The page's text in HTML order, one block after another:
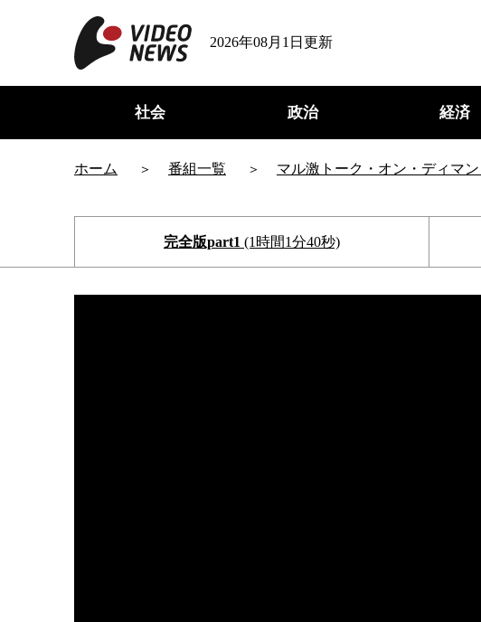
2026年08月1日更新
社会 政治 経済
ホーム 番組一覧 マル激トーク・オン・ディマン
完全版part1 (1時間1分40秒)